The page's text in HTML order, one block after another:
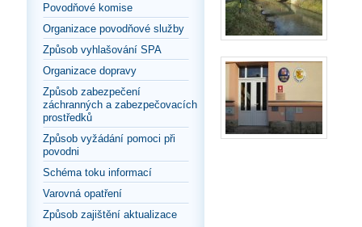
Povodňové komise
Organizace povodňové služby
Způsob vyhlašování SPA
Organizace dopravy
Způsob zabezpečení
záchranných a zabezpečovacích
prostředků
Způsob vyžádání pomoci při
povodni
Schéma toku informací
Varovná opatření
Způsob zajištění aktualizace